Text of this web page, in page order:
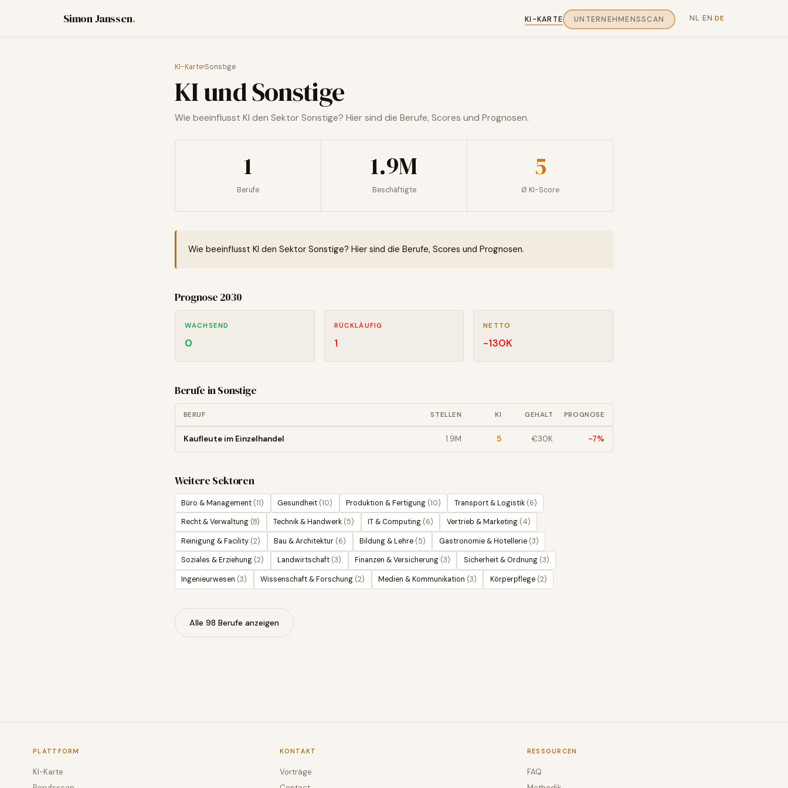
Simon Janssen. KI-KARTE UNTERNEHMENSSCAN NL |EN |DE
KI-Karte›Sonstige
KI undSonstige
Wie beeinflusst KI den Sektor Sonstige? Hier sind die Berufe, Scores und Prognosen.
1
Berufe
1.9M
Beschäftigte
5
Ø KI-Score
Wie beeinflusst KI den Sektor Sonstige? Hier sind die Berufe, Scores und Prognosen.
Prognose 2030
WACHSEND
0
RÜCKLÄUFIG
1
NETTO
-130K
Berufe inSonstige
BERUF STELLEN KI GEHALT PROGNOSE
Kaufleute im Einzelhandel 1.9M 5 €30K -7%
Weitere Sektoren
Büro & Management (11) Gesundheit (10) Produktion & Fertigung (10) Transport & Logistik (6)
Recht & Verwaltung (8) Technik & Handwerk (5) IT & Computing (6) Vertrieb & Marketing (4)
Reinigung & Facility (2) Bau & Architektur (6) Bildung & Lehre (5) Gastronomie & Hotellerie (3)
Soziales & Erziehung (2) Landwirtschaft (3) Finanzen & Versicherung (3) Sicherheit & Ordnung (3)
Ingenieurwesen (3) Wissenschaft & Forschung (2) Medien & Kommunikation (3) Körperpflege (2)
Alle 98 Berufe anzeigen
PLATTFORM
KI-Karte
KONTAKT
Vorträge
RESSOURCEN
FAQ